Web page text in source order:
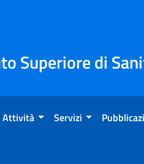
Superiore di
Attività Servizi